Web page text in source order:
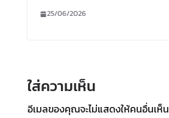
25/06/2026
ใส่ความเห็น
อีเมลของคุณจะไม่แสดงให้คนอื่นเห็น